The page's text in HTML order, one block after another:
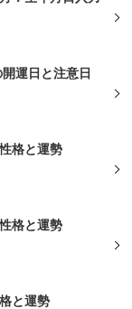
運日と注意日
格と運勢
格と運勢
と運勢